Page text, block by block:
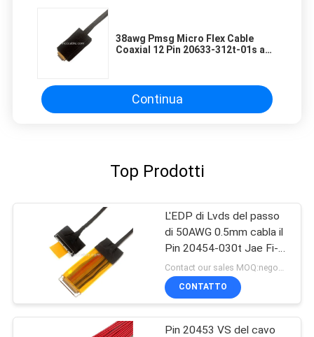
38awg Pmsg Micro Flex Cable
Coaxial 12 Pin 20633-312t-01s a
Continua
Top Prodotti
L'EDP di Lvds del passo
di 50AWG 0.5mm cabla il
Pin 20454-030t Jae Fi-
D44c2-E di 30
CONTATTO
Pin 20453 VS del cavo